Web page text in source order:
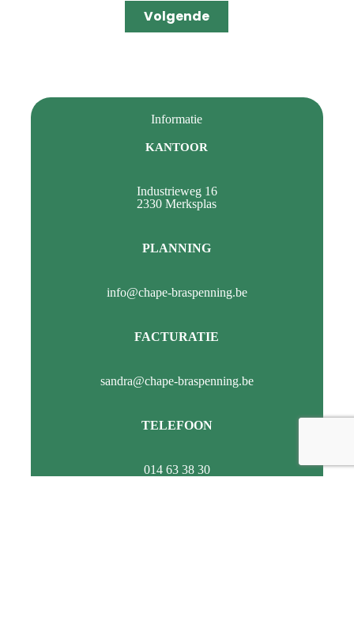
Volgende
Informatie
KANTOOR
Industrieweg 16
2330 Merksplas
PLANNING
info@chape-braspenning.be
FACTURATIE
sandra@chape-braspenning.be
TELEFOON
014 63 38 30